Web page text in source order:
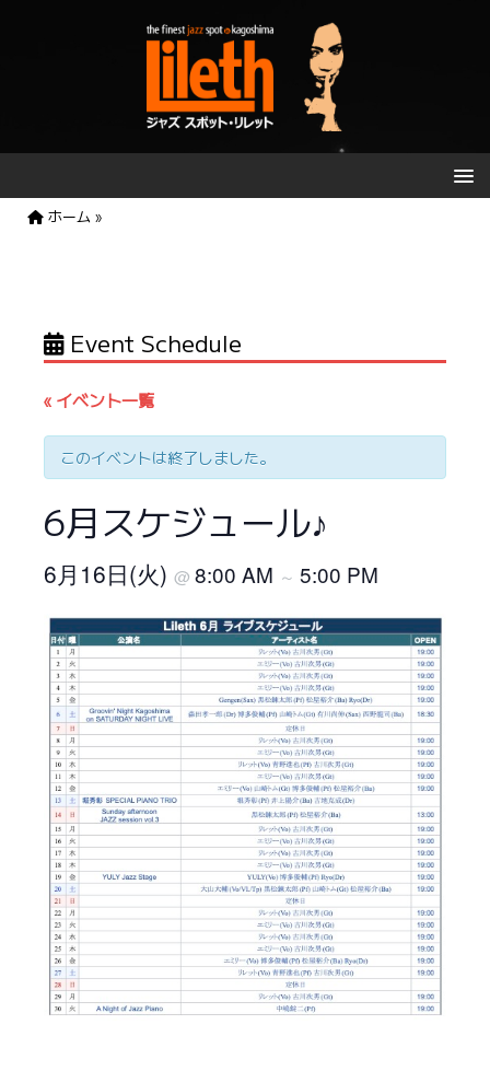
ホーム »
Event Schedule
« イベント一覧
このイベントは終了しました。
6月スケジュール♪
6月16日(火) @ 8:00 AM ～ 5:00 PM